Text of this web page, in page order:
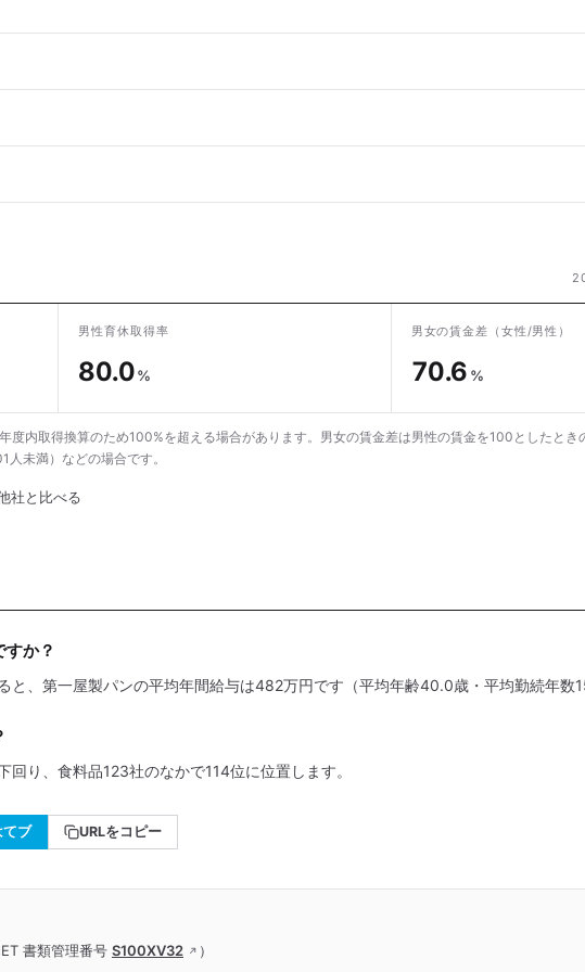
男性育休取得率
80.0%
男女の賃金差 （女性/男性）
70.6 %
度内取得換算のため100%を超える場合があります。男女の賃金差は男性の賃金を100としたとき
未満）などの場合です。
社と比べる
か？
と、第一屋製パンの平均年間給与は482万円です（平均年齢40.0歳・平均勤続年数
り、食料品123社のなかで114位に位置します。
てブ URLをコピー
書類管理番号 S100XV32 ）